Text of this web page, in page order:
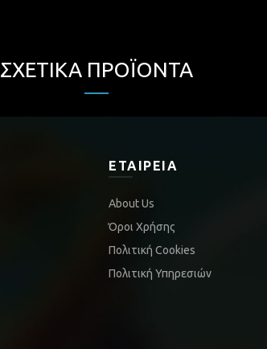
ΣΧΕΤΙΚΆ ΠΡΟΪΌΝΤΑ
ΕΤΑΙΡΕΊΑ
About Us
Όροι Χρήσης
Πολιτική Cookies
Πολιτική Υπηρεσιών